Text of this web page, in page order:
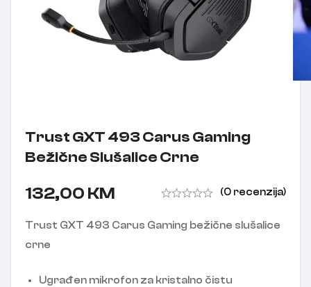
Trust GXT 493 Carus Gaming
Bežične Slušalice Crne
132,00 KM (0 recenzija)
Trust GXT 493 Carus Gaming bežične slušalice
crne
Ugrađen mikrofon za kristalno čistu